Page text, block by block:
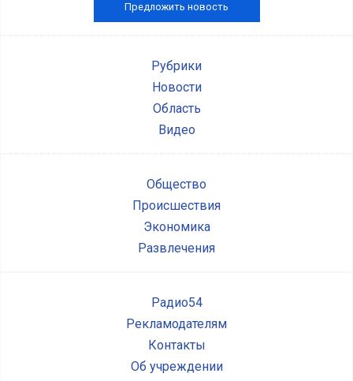
Предложить новость
Рубрики
Новости
Область
Видео
Общество
Происшествия
Экономика
Развлечения
Радио54
Рекламодателям
Контакты
Об учреждении